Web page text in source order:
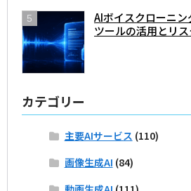
AIボイスクローニ
ツールの活用とリ
カテゴリー
主要AIサービス (110)
画像生成AI (84)